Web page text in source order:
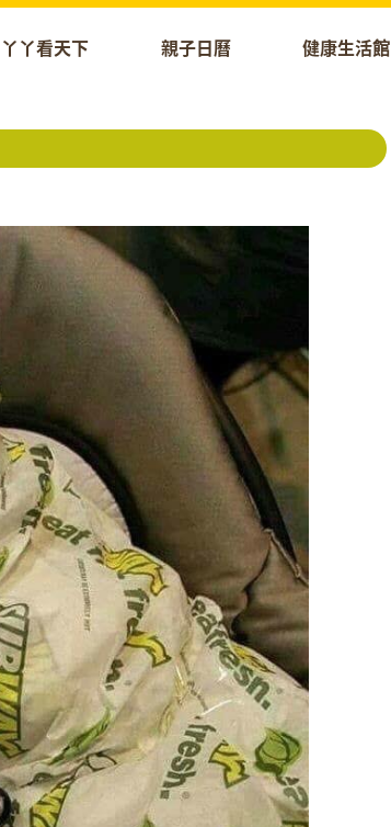
丫丫看天下 親子日曆 健康生活館